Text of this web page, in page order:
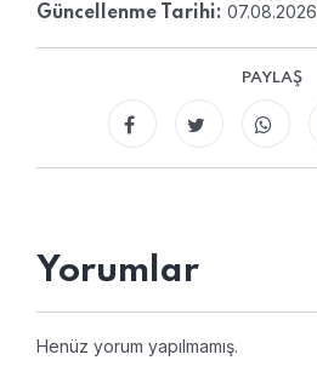
Güncellenme Tarihi: 07.08.2026
PAYLAŞ
Yorumlar
Henüz yorum yapılmamış.